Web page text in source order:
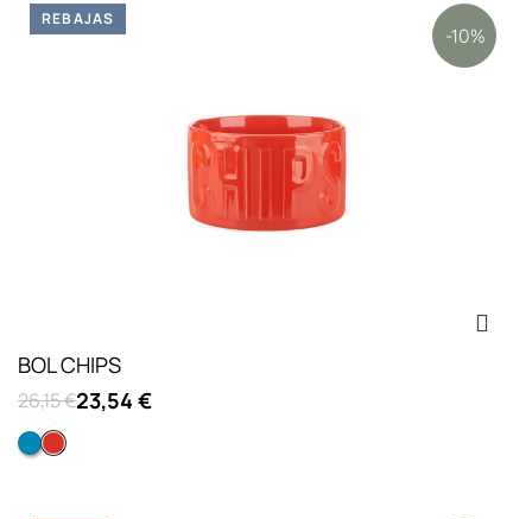
BOL CHIPS
26,15 €23,54 €
AzulRojo
-10%
REBAJAS